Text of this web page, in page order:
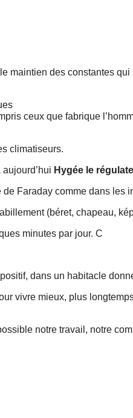
maintien des constantes
ceux que fabrique
climatiseurs.
Hygée le
Faraday comme dans les
(béret, chapeau,
minutes par jour. C
dans un habitacle
vivre mieux, plus
notre travail, notre